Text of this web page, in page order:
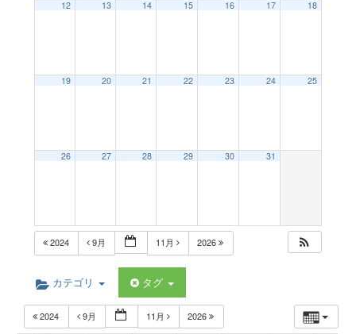
t
12 13 14 15 16 17 18
19 20 21 22 23 24 25
26 27 28 29 30 31
2024 9月 11月 2026
カテゴリ タグ
2024 9月 11月 2026